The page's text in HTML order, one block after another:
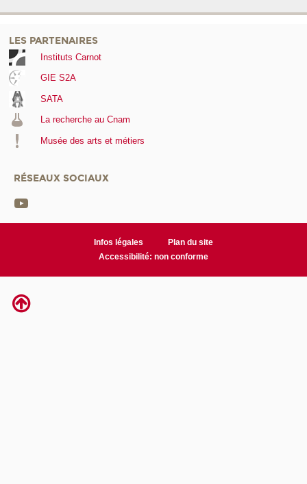
LES PARTENAIRES
Instituts Carnot
GIE S2A
SATA
La recherche au Cnam
Musée des arts et métiers
RÉSEAUX SOCIAUX
Infos légales
Plan du site
Accessibilité: non conforme